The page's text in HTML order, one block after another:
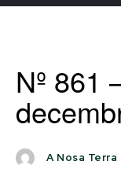
Nº 861
A Nosa Terra